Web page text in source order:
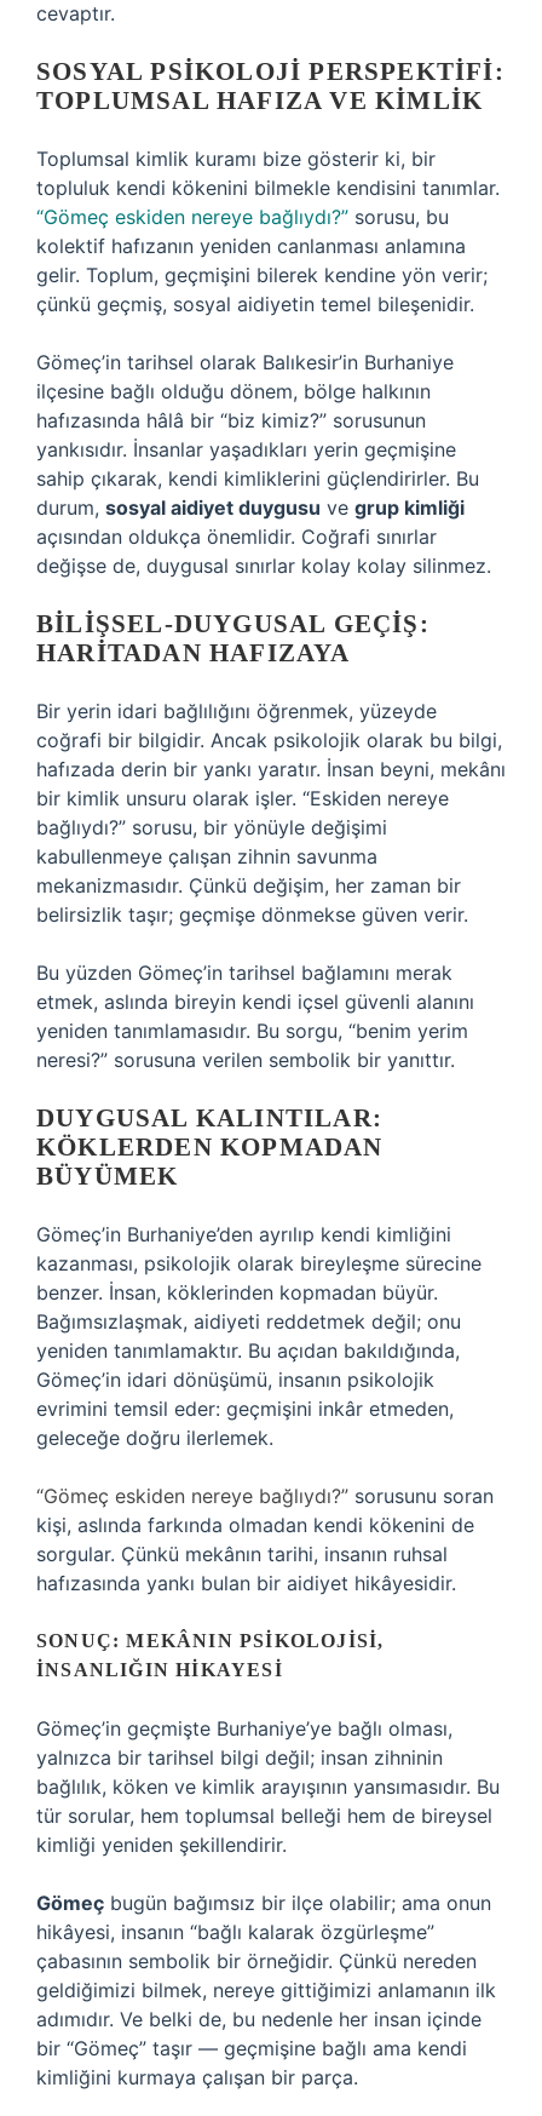
cevaptır.
SOSYAL PSIKOLOJI PERSPEKTIFI:
TOPLUMSAL HAFIZA VE KIMLIK
Toplumsal kimlik kuramı bize gösterir ki, bir
topluluk kendi kökenini bilmekle kendisini tanımlar.
“Gömeç eskiden nereye bağlıydı?” sorusu, bu
kolektif hafızanın yeniden canlanması anlamına
gelir. Toplum, geçmişini bilerek kendine yön verir;
çünkü geçmiş, sosyal aidiyetin temel bileşenidir.
Gömeç’in tarihsel olarak Balıkesir’in Burhaniye
ilçesine bağlı olduğu dönem, bölge halkının
hafızasında hâlâ bir “biz kimiz?” sorusunun
yankısıdır. İnsanlar yaşadıkları yerin geçmişine
sahip çıkarak, kendi kimliklerini güçlendirirler. Bu
durum, sosyal aidiyet duygusu ve grup kimliği
açısından oldukça önemlidir. Coğrafi sınırlar
değişse de, duygusal sınırlar kolay kolay silinmez.
BILIŞSEL-DUYGUSAL GEÇIŞ:
HARITADAN HAFIZAYA
Bir yerin idari bağlılığını öğrenmek, yüzeyde
coğrafi bir bilgidir. Ancak psikolojik olarak bu bilgi,
hafızada derin bir yankı yaratır. İnsan beyni, mekânı
bir kimlik unsuru olarak işler. “Eskiden nereye
bağlıydı?” sorusu, bir yönüyle değişimi
kabullenmeye çalışan zihnin savunma
mekanizmasıdır. Çünkü değişim, her zaman bir
belirsizlik taşır; geçmişe dönmekse güven verir.
Bu yüzden Gömeç’in tarihsel bağlamını merak
etmek, aslında bireyin kendi içsel güvenli alanını
yeniden tanımlamasıdır. Bu sorgu, “benim yerim
neresi?” sorusuna verilen sembolik bir yanıttır.
DUYGUSAL KALINTILAR:
KÖKLERDEN KOPMADAN
BÜYÜMEK
Gömeç’in Burhaniye’den ayrılıp kendi kimliğini
kazanması, psikolojik olarak bireyleşme sürecine
benzer. İnsan, köklerinden kopmadan büyür.
Bağımsızlaşmak, aidiyeti reddetmek değil; onu
yeniden tanımlamaktır. Bu açıdan bakıldığında,
Gömeç’in idari dönüşümü, insanın psikolojik
evrimini temsil eder: geçmişini inkâr etmeden,
geleceğe doğru ilerlemek.
“Gömeç eskiden nereye bağlıydı?” sorusunu soran
kişi, aslında farkında olmadan kendi kökenini de
sorgular. Çünkü mekânın tarihi, insanın ruhsal
hafızasında yankı bulan bir aidiyet hikâyesidir.
SONUÇ: MEKÂNIN PSIKOLOJISI,
İNSANLIĞIN HIKAYESI
Gömeç’in geçmişte Burhaniye’ye bağlı olması,
yalnızca bir tarihsel bilgi değil; insan zihninin
bağlılık, köken ve kimlik arayışının yansımasıdır. Bu
tür sorular, hem toplumsal belleği hem de bireysel
kimliği yeniden şekillendirir.
Gömeç bugün bağımsız bir ilçe olabilir; ama onun
hikâyesi, insanın “bağlı kalarak özgürleşme”
çabasının sembolik bir örneğidir. Çünkü nereden
geldiğimizi bilmek, nereye gittiğimizi anlamanın ilk
adımıdır. Ve belki de, bu nedenle her insan içinde
bir “Gömeç” taşır — geçmişine bağlı ama kendi
kimliğini kurmaya çalışan bir parça.